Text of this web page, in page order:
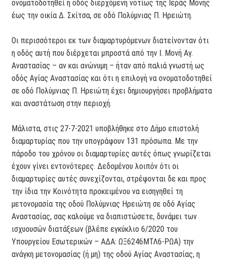
ονοματοδοτηθεί η οδός διερχόμενη νοτίως της Ιεράς Μονής
έως την οικία Δ. Σκίτσα, σε οδό Πολύμνιας Π. Ηρειώτη.
Οι περισσότεροι εκ των διαμαρτυρόμενων διατείνονταν ότι
η οδός αυτή που διέρχεται μπροστά από την Ι. Μονή Αγ.
Αναστασίας – αν και ανώνυμη – ήταν από παλιά γνωστή ως
οδός Αγίας Αναστασίας και ότι η επιλογή να ονοματοδοτηθεί
σε οδό Πολύμνιας Π. Ηρειώτη έχει δημιουργήσει προβλήματα
και αναστάτωση στην περιοχή.
Μάλιστα, στις 27-7-2021 υποβλήθηκε στο Δήμο επιστολή
διαμαρτυρίας που την υπογράφουν 131 πρόσωπα. Με την
πάροδο του χρόνου οι διαμαρτυρίες αυτές όπως γνωρίζεται
έχουν γίνει εντονότερες. Δεδομένου λοιπόν ότι οι
διαμαρτυρίες αυτές συνεχίζονται, στρέφονται δε και προς
την ίδια την Κοινότητα προκειμένου να εισηγηθεί τη
μετονομασία της οδού Πολύμνιας Ηρειώτη σε οδό Αγίας
Αναστασίας, σας καλούμε να διαπιστώσετε, δυνάμει των
ισχυουσών διατάξεων (βλέπε εγκύκλιο 6/2020 του
Υπουργείου Εσωτερικών – ΑΔΑ: ΩΞ6246ΜΤΛ6-ΡΩΑ) την
ανάγκη μετονομασίας (ή μη) της οδού Αγίας Αναστασίας, η